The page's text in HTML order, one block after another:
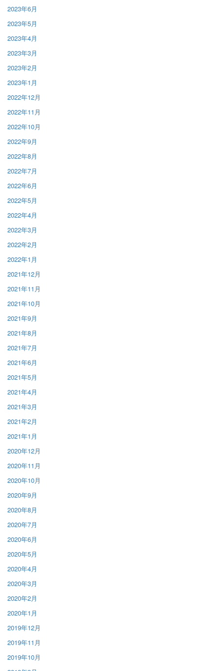
2023年6月
2023年5月
2023年4月
2023年3月
2023年2月
2023年1月
2022年12月
2022年11月
2022年10月
2022年9月
2022年8月
2022年7月
2022年6月
2022年5月
2022年4月
2022年3月
2022年2月
2022年1月
2021年12月
2021年11月
2021年10月
2021年9月
2021年8月
2021年7月
2021年6月
2021年5月
2021年4月
2021年3月
2021年2月
2021年1月
2020年12月
2020年11月
2020年10月
2020年9月
2020年8月
2020年7月
2020年6月
2020年5月
2020年4月
2020年3月
2020年2月
2020年1月
2019年12月
2019年11月
2019年10月